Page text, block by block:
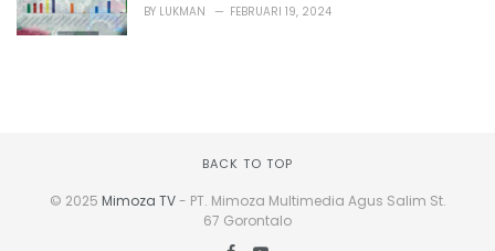
BY LUKMAN FEBRUARI 19, 2024
BACK TO TOP
© 2025 Mimoza TV- PT. Mimoza Multimedia Agus Salim St.
67 Gorontalo